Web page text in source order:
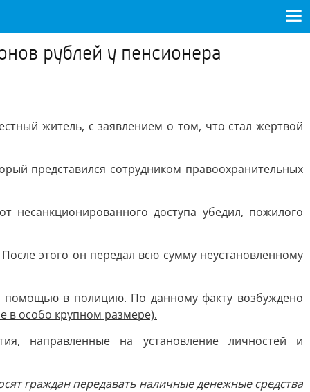
рублей у пенсионера
житель, с заявлением о том, что стал жертвой
представился сотрудником правоохранительных
доступа убедил, пожилого
этого он передал всю сумму неустановленному
помощью в полицию. По данному факту возбуждено
в особо крупном размере).
направленные на установление личностей и
граждан передавать наличные денежные средства